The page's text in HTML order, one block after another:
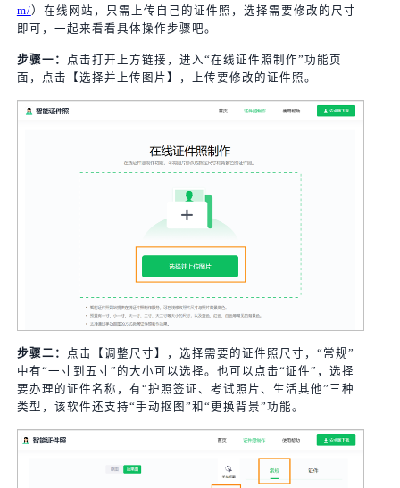
m/）在线网站，只需上传自己的证件照，选择需要修改的尺寸
即可，一起来看看具体操作步骤吧。
步骤一： 点击打开上方链接，进入“在线证件照制作”功能页
面，点击【选择并上传图片】，上传要修改的证件照。
步骤二： 点击【调整尺寸】，选择需要的证件照尺寸，“常规”
中有“一寸到五寸”的大小可以选择。也可以点击“证件”，选择
要办理的证件名称，有“护照签证、考试照片、生活其他”三种
类型，该软件还支持“手动抠图”和“更换背景”功能。